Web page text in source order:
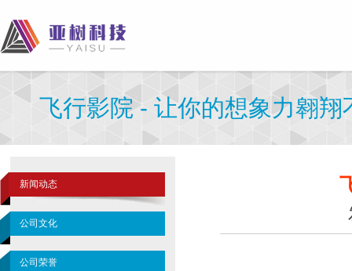
飞行影院 - 让你的想象力翱翔
新闻动态
公司文化
公司荣誉